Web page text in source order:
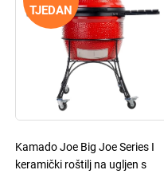
TJEDAN
Kamado Joe Big Joe Series I
keramički roštilj na ugljen s